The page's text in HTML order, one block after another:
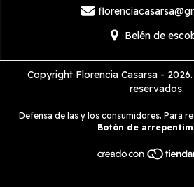
Belén de
Copyright Florencia Casarsa -
reservados.
Defensa de las y los consumidores. Para
Botón de